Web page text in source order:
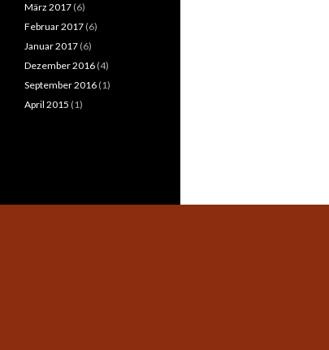
März 2017 (6)
Februar 2017 (6)
Januar 2017 (6)
Dezember 2016 (4)
September 2016 (1)
April 2015 (1)